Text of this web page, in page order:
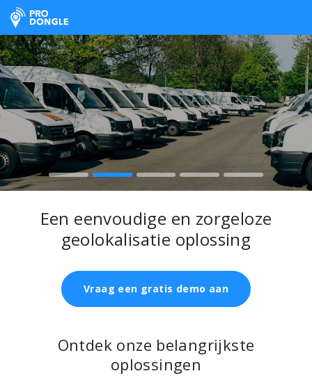
ProDongle Track & Trace
Een eenvoudige en zorgeloze
geolokalisatie oplossing
Vraag een gratis demo aan
Ontdek onze belangrijkste
oplossingen